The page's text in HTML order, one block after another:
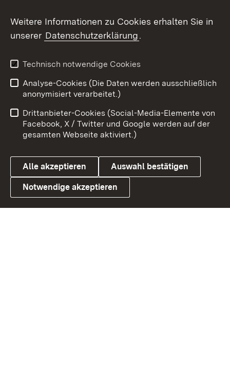
Social Wall
X / Twitter
Youtube
Link zum Landesportal
Benutzungshinweise
Barrierefreiheit
Datenschutz
Cookies
Weitere Informationen zu Cookies erhalten Sie in
unserer Datenschutzerklärung.
Technisch notwendige Cookies
Analyse-Cookies (Die Daten werden ausschließlich
anonymisiert verarbeitet.)
Drittanbieter-Cookies (Social-Media-Elemente von
Facebook, X / Twitter und Google werden auf der
gesamten Webseite aktiviert.)
Alle akzeptieren Auswahl bestätigen
Notwendige akzeptieren